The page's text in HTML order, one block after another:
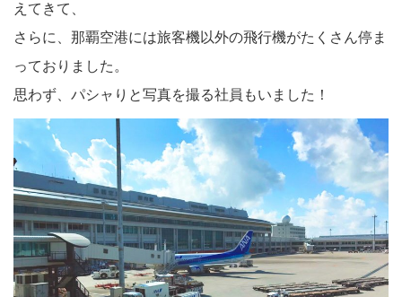
えてきて、
さらに、那覇空港には旅客機以外の飛行機がたくさん停ま
っておりました。
思わず、パシャりと写真を撮る社員もいました！